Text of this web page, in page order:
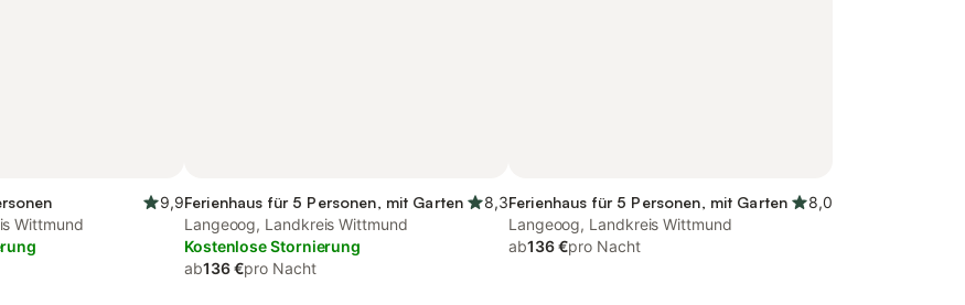
9,9
Wittmund
Ferienhaus für 5 Personen, mit Garten
8,3
Langeoog, Landkreis Wittmund
Kostenlose Stornierung
ab136 €pro Nacht
Ferienhaus für 5 Personen, mit Garten
8,0
Langeoog, Landkreis Wittmund
ab136 €pro Nacht